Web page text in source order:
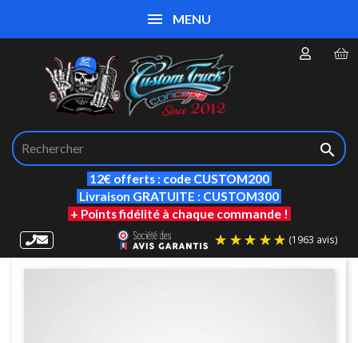

12€ offerts : code CUSTOM200
Livraison GRATUITE : CUSTOM300
+ Points fidélité à chaque commande !
MENU